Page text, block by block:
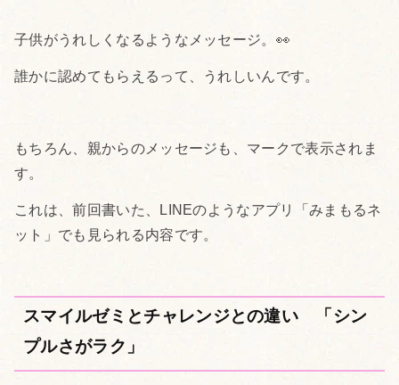
子供がうれしくなるようなメッセージ。👀
誰かに認めてもらえるって、うれしいんです。
もちろん、親からのメッセージも、マークで表示されま
す。
これは、前回書いた、LINEのようなアプリ「みまもるネ
ット」でも見られる内容です。
スマイルゼミとチャレンジとの違い 「シン
プルさがラク」